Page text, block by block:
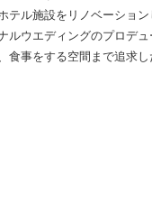
テル施設をリノベーショ
ルウエディングのプロデ
食事をする空間まで追求し